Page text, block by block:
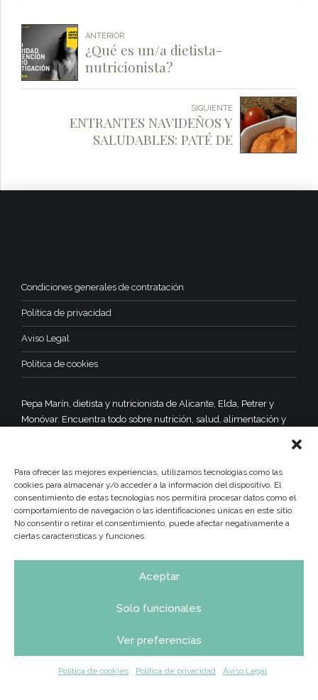
Para ofrecer las mejores experiencias, utilizamos tecnologías como las
cookies para almacenar y/o acceder a la información del dispositivo. El
consentimiento de estas tecnologías nos permitirá procesar datos como el
comportamiento de navegación o las identificaciones únicas en este sitio.
No consentir o retirar el consentimiento, puede afectar negativamente a
ciertas características y funciones.
Aceptar
Solo funcionales
Ver preferencias
Política de cookies Política de privacidad Aviso Legal
ANTERIOR
¿Qué es un/a dietista-
nutricionista?
SIGUIENTE
ENTRANTES NAVIDEÑOS Y
SALUDABLES: PATÉ DE
Condiciones generales de contratación
Política de privacidad
Aviso Legal
Política de cookies
Pepa Marín, dietista y nutricionista de Alicante, Elda, Petrer y
Monóvar. Encuentra todo sobre nutrición, salud, alimentación y